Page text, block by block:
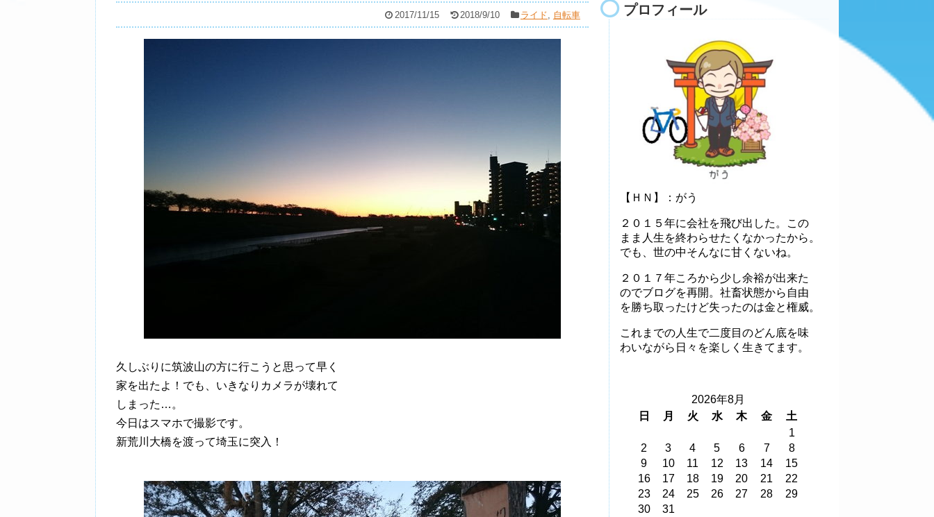
2017/11/15 2018/9/10 ライド, 自転車
久しぶりに筑波山の方に行こうと思って早く
家を出たよ！でも、いきなりカメラが壊れて
しまった…。
今日はスマホで撮影です。
新荒川大橋を渡って埼玉に突入！
プロフィール
【ＨＮ】：がう
２０１５年に会社を飛び出した。この
まま人生を終わらせたくなかったから。
でも、世の中そんなに甘くないね。
２０１７年ころから少し余裕が出来た
のでブログを再開。社畜状態から自由
を勝ち取ったけど失ったのは金と権威。
これまでの人生で二度目のどん底を味
わいながら日々を楽しく生きてます。
2026年8月
日
月 火 水 木 金
土
1
2
3 4 5 6 7
8
9
10 11 12 13 14
15
16
17 18 19 20 21
22
23
24 25 26 27 28
29
30
31